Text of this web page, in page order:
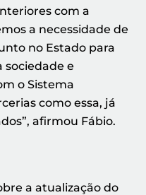
com a
a necessidade de
no Estado para
sociedade e
o Sistema
como essa, já
afirmou Fábio.
a atualização do